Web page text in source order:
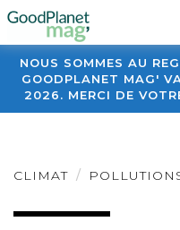
NOUS SOMMES AU
GOODPLANET MAG'
2026. MERCI DE
CLIMAT